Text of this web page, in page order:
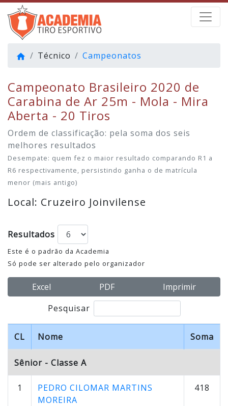
home Técnico Campeonatos
Campeonato Brasileiro 2020 de
Carabina de Ar 25m - Mola - Mira
Aberta - 20 Tiros
Ordem de classificação: pela soma dos seis
melhores resultados
Desempate: quem fez o maior resultado comparando R1 a
R6 respectivamente, persistindo ganha o de matrícula
menor (mais antigo)
Local: Cruzeiro Joinvilense
Resultados
Este é o padrão da Academia
Só pode ser alterado pelo organizador
Excel PDF
Imprimir
Pesquisar
CL Nome Soma
Sênior - Classe A
1
PEDRO CILOMAR MARTINS
MOREIRA
418